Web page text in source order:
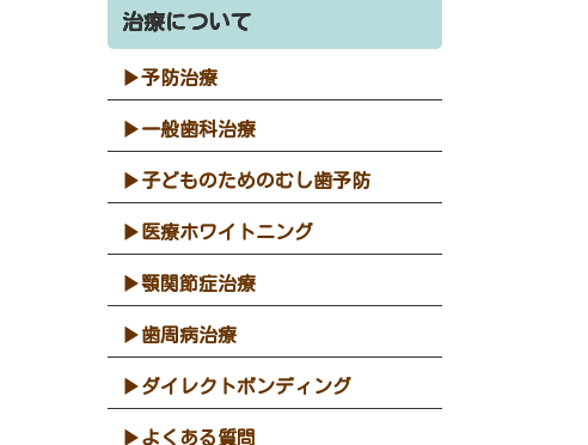
治療について
予防治療
一般歯科治療
子どものためのむし歯予防
医療ホワイトニング
顎関節症治療
歯周病治療
ダイレクトボンディング
よくある質問